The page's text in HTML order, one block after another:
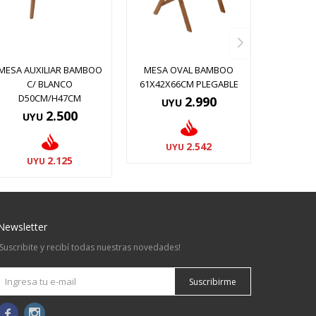
AUXILIAR BAMBOO
C/ BLANCO
D50CM/H47CM
UYU 2.500
UYU 2.125
MESA OVAL BAMBOO
61X42X66CM PLEGABLE
UYU 2.990
UYU 2.542
y recibí todas nuestras novedades!
Suscribirme
 